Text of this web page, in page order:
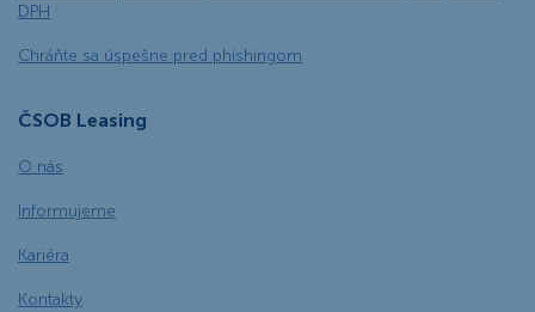
DPH
Chráňte sa úspešne pred phishingom
ČSOB Leasing
O nás
Informujeme
Kariéra
Kontakty